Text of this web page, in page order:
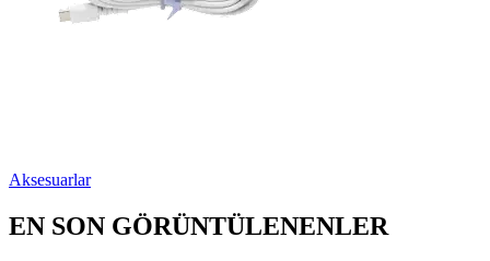
Aksesuarlar
EN SON GÖRÜNTÜLENENLER